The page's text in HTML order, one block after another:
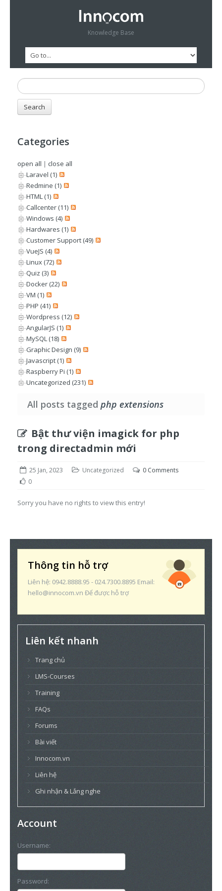
Knowledge Base
Categories
open all | close all
Laravel (1)
Redmine (1)
HTML (1)
Callcenter (11)
Windows (4)
Hardwares (1)
Customer Support (49)
VueJS (4)
Linux (72)
Quiz (3)
Docker (22)
VM (1)
PHP (41)
Wordpress (12)
AngularJS (1)
MySQL (18)
Graphic Design (9)
Javascript (1)
Raspberry Pi (1)
Uncategorized (231)
All posts tagged php extensions
Bật thư viện imagick for php
trong directadmin mới
25 Jan, 2023 Uncategorized
0 Comments
0
Sorry you have no rights to view this entry!
Thông tin hỗ trợ
Liên hệ: 0942.8888.95 - 024.7300.8895 Email:
hello@innocom.vn Để được hỗ trợ
Liên kết nhanh
Trang chủ
LMS-Courses
Training
FAQs
Forums
Bài viết
Innocom.vn
Liên hệ
Ghi nhận & Lắng nghe
Account
Username:
Password: